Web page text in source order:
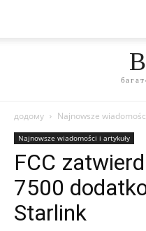
додому Najnowsze
Najnowsze wiadomości i artykuły
FCC
7500
Starlink